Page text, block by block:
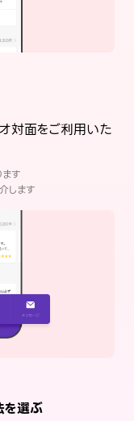
オ対面をご利用いた
す
します
を選ぶ